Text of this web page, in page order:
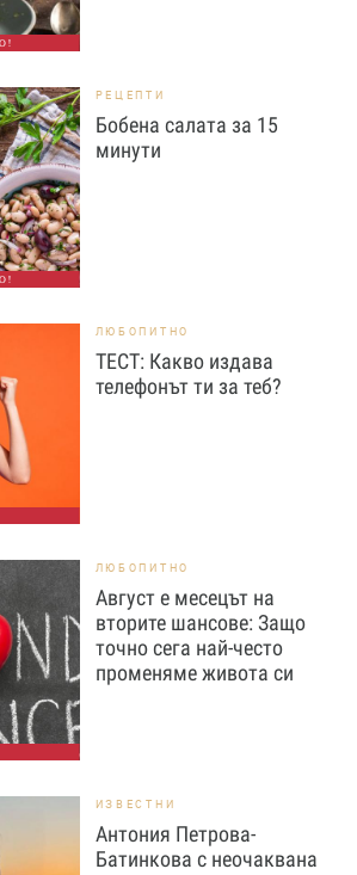
РЕЦЕПТИ
Бобена салата за 15
минути
ЛЮБОПИТНО
ТЕСТ: Какво издава
телефонът ти за теб?
ЛЮБОПИТНО
Август е месецът на
вторите шансове: Защо
точно сега най-често
променяме живота си
ИЗВЕСТНИ
Антония Петрова-
Батинкова с неочаквана